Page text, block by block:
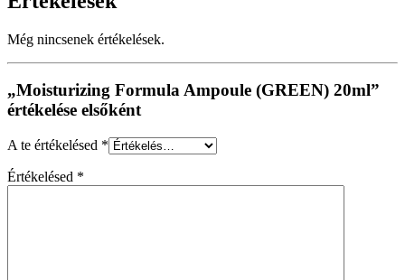
Még nincsenek értékelések.
„Moisturizing Formula Ampoule (GREEN) 20ml”
értékelése elsőként
A te értékelésed *
Értékelésed *